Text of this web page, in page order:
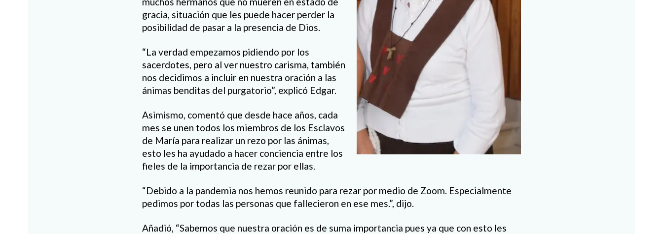
gracia, situación que les puede hacer perder la
posibilidad de pasar a la presencia de Dios.
“La verdad empezamos pidiendo por los
sacerdotes, pero al ver nuestro carisma, también
nos decidimos a incluir en nuestra oración a las
ánimas benditas del purgatorio”, explicó Edgar.
Asimismo, comentó que desde hace años, cada
mes se unen todos los miembros de los Esclavos
de María para realizar un rezo por las ánimas,
esto les ha ayudado a hacer conciencia entre los
fieles de la importancia de rezar por ellas.
“Debido a la pandemia nos hemos reunido para rezar por medio de Zoom. Especialmente
pedimos por todas las personas que fallecieron en ese mes.”, dijo.
Añadió, “Sabemos que nuestra oración es de suma importancia pues ya que con esto les